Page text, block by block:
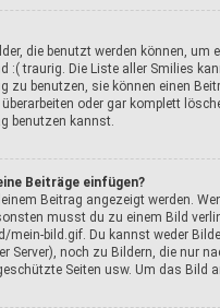
die benutzt werden können, um
:( traurig. Die Liste aller Smilies
zu benutzen, sie können einen
oder gar komplett
benutzen kannst.
Beiträge einfügen?
Beitrag angezeigt werden.
musst du zu einem Bild
mein-bild.gif. Du kannst weder
Server), noch zu Bildern, die nur
Seiten usw. Um das Bild